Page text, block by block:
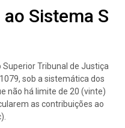
Sistema S
Tribunal de Justiça
sob a sistemática dos
não há limite de 20 (vinte)
as contribuições ao